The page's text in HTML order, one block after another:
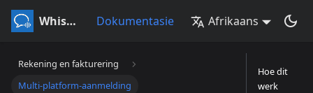
Whisperr Dokumentasie Afrikaans
Rekening en fakturering
Multi-platform-aanmelding
Hoe dit
werk